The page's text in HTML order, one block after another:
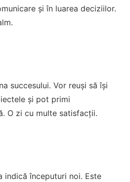
și în luarea deciziilor.
succesului. Vor reuși să își
și pot primi
O zi cu multe satisfacții.
indică începuturi noi. Este